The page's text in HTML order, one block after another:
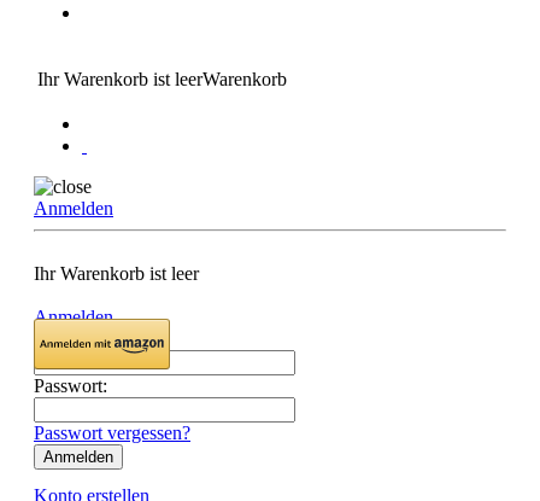
Ihr Warenkorb ist leerWarenkorb
Anmelden
Ihr Warenkorb ist leer
Anmelden
Email:
Passwort:
Passwort vergessen?
Konto erstellen